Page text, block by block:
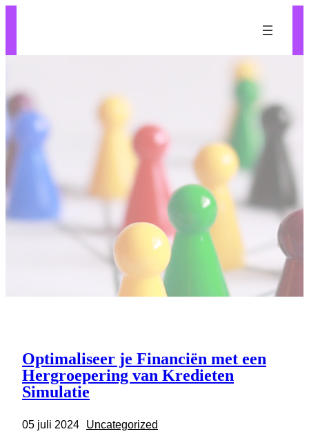
Optimaliseer je Financiën met een
Hergroepering van Kredieten
Simulatie
05 juli 2024 Uncategorized